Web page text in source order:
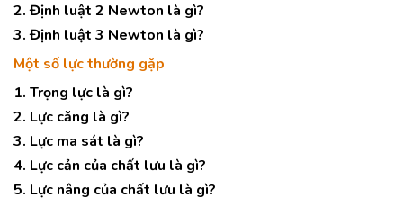
2. Định luật 2 Newton là gì?
3. Định luật 3 Newton là gì?
Một số lực thường gặp
1. Trọng lực là gì?
2. Lực căng là gì?
3. Lực ma sát là gì?
4. Lực cản của chất lưu là gì?
5. Lực nâng của chất lưu là gì?